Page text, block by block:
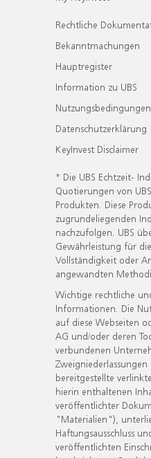
Rechtliche
Bekanntmachungen
Hauptregister
Information zu UBS
Nutzungsbedingungen
Datenschutzerklärung
KeyInvest Disclaimer
* Die UBS Echtzeit-
Quotierungen von
Produkten. Diese
zugrundeliegenden
nachzufolgen. UBS
Gewährleistung für
Vollständigkeit oder
angewandten
Wichtige rechtliche
Informationen. Die
auf diese Webseiten
AG und/oder deren
verbundenen
bereitgestellte
hierin enthaltenen
veröffentlichter
"Materialien"),
Haftungsausschluss
veröffentlichten